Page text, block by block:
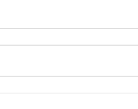
هدیه برای